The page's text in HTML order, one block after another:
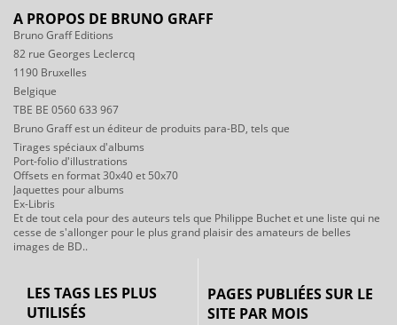
A PROPOS DE BRUNO GRAFF
Bruno Graff Editions
82 rue Georges Leclercq
1190 Bruxelles
Belgique
TBE BE 0560 633 967
Bruno Graff est un éditeur de produits para-BD, tels que
Tirages spéciaux d'albums
Port-folio d'illustrations
Offsets en format 30x40 et 50x70
Jaquettes pour albums
Ex-Libris
Et de tout cela pour des auteurs tels que Philippe Buchet et une liste qui ne
cesse de s'allonger pour le plus grand plaisir des amateurs de belles
images de BD..
LES TAGS LES PLUS
UTILISÉS
PAGES PUBLIÉES SUR LE
SITE PAR MOIS